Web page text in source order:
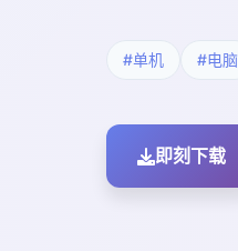
#单机 #电脑
即刻下载